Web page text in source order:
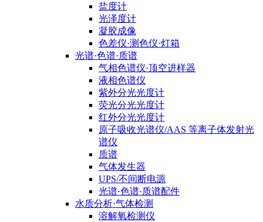
盐度计
光泽度计
凝胶成像
色差仪·测色仪·灯箱
光谱·色谱·质谱
气相色谱仪·顶空进样器
液相色谱仪
紫外分光光度计
荧光分光光度计
红外分光光度计
原子吸收光谱仪/AAS 等离子体发射光
谱仪
质谱
气体发生器
UPS/不间断电源
光谱·色谱·质谱配件
水质分析·气体检测
溶解氧检测仪